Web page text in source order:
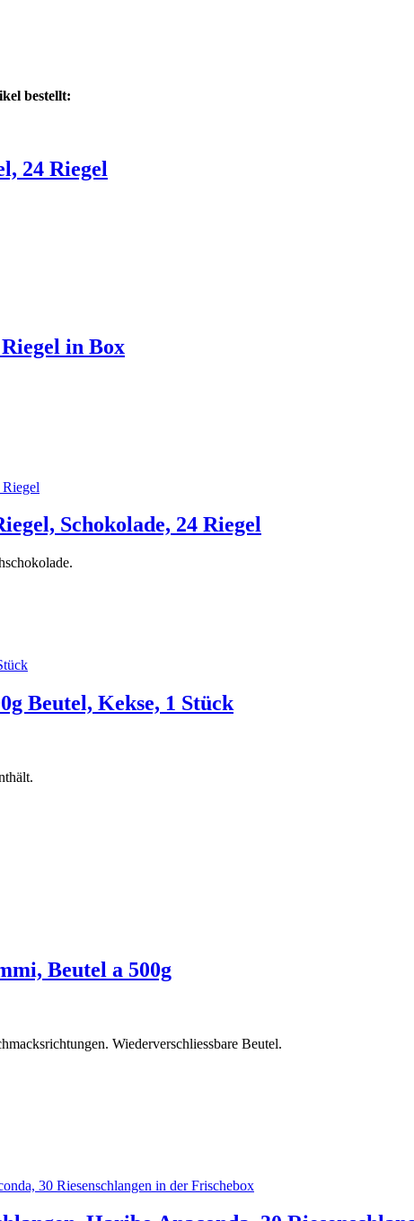
bestellt:
24 Riegel
in Box
Schokolade, 24 Riegel
Beutel, Kekse, 1 Stück
Beutel a 500g
Wiederverschliessbare Beutel.